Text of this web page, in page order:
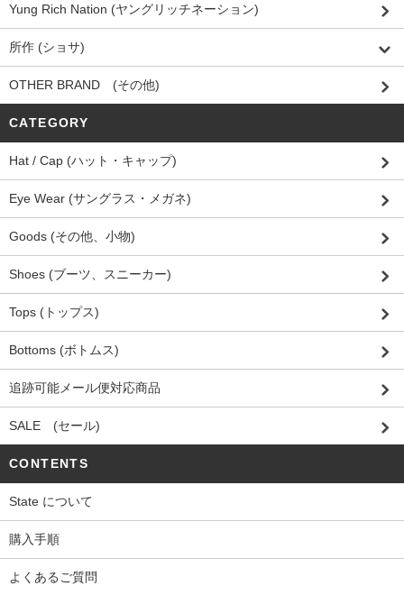
Yung Rich Nation (ヤングリッチネーション)
所作 (ショサ)
OTHER BRAND (その他)
CATEGORY
Hat / Cap (ハット・キャップ)
Eye Wear (サングラス・メガネ)
Goods (その他、小物)
Shoes (ブーツ、スニーカー)
Tops (トップス)
Bottoms (ボトムス)
追跡可能メール便対応商品
SALE (セール)
CONTENTS
State について
購入手順
よくあるご質問